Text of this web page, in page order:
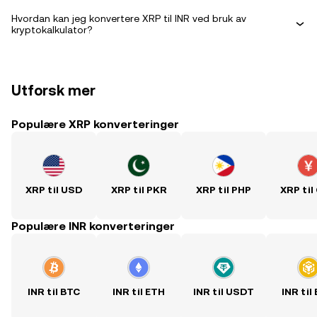
Hvordan kan jeg konvertere XRP til INR ved bruk av
kryptokalkulator?
Utforsk mer
Populære XRP konverteringer
XRP til USD XRP til PKR XRP til PHP XRP til
Populære INR konverteringer
INR til BTC INR til ETH INR til USDT INR til